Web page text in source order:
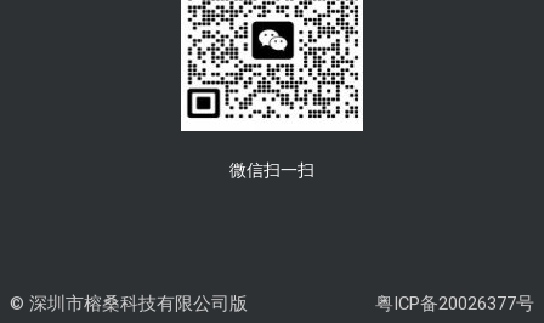
微信扫一扫
© 深圳市榕桑科技有限公司版
粤ICP备20026377号